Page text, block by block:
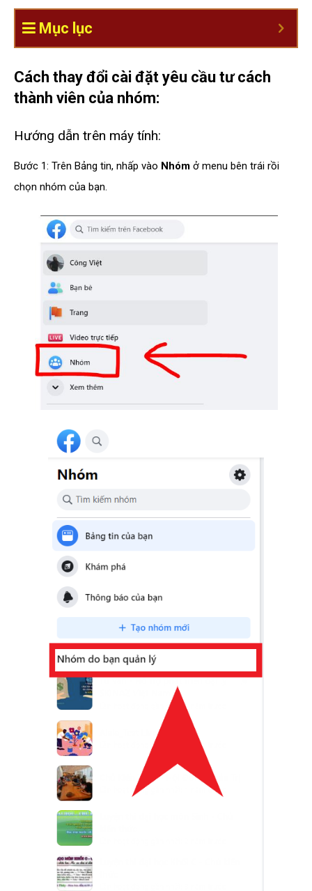
Mục lục
Cách thay đổi cài đặt yêu cầu tư cách
thành viên của nhóm:
Hướng dẫn trên máy tính:
Bước 1: Trên Bảng tin, nhấp vào Nhóm ở menu bên trái rồi
chọn nhóm của bạn.